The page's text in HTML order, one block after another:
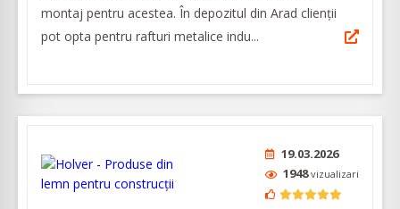
montaj pentru acestea. În depozitul din Arad clienţii
pot opta pentru rafturi metalice indu...
19.03.2026
1948vizualizari